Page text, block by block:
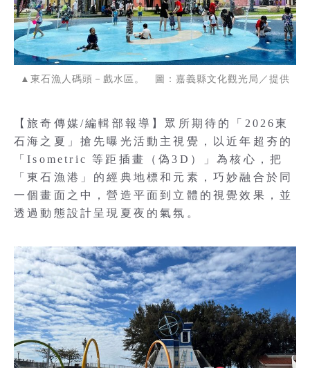
▲東石漁人碼頭－戲水區。 圖：嘉義縣文化觀光局／提供
【旅奇傳媒/編輯部報導】眾所期待的「2026東
石海之夏」搶先曝光活動主視覺，以近年超夯的
「Isometric 等距插畫（偽3D）」為核心，把
「東石漁港」的經典地標和元素，巧妙融合於同
一個畫面之中，營造平面到立體的視覺效果，並
透過動態設計呈現夏夜的氣氛。